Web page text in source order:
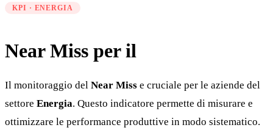
KPI · ENERGIA
Near Miss per il
Il monitoraggio del Near Miss e cruciale per le aziende del
settore Energia. Questo indicatore permette di misurare e
ottimizzare le performance produttive in modo sistematico.